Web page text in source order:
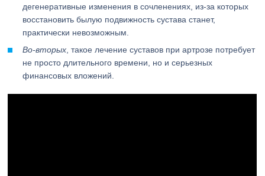
дегенеративные изменения в сочленениях, из-за которых
восстановить былую подвижность сустава станет,
практически невозможным.
Во-вторых , такое лечение суставов при артрозе потребует
не просто длительного времени, но и серьезных
финансовых вложений.